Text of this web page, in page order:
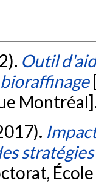
Outil